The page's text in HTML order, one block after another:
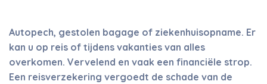
Autopech, gestolen bagage of ziekenhuisopname. Er
kan u op reis of tijdens vakanties van alles
overkomen. Vervelend en vaak een financiële strop.
Een reisverzekering vergoedt de schade van de